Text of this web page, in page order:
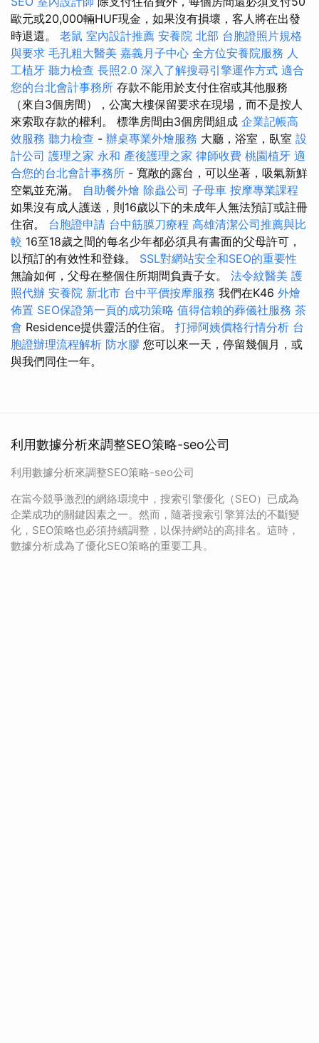
歐元或20,000輛HUF現金，如果沒有損壞，客人將在出發
時退還。 老鼠 室內設計推薦 安養院 北部 台胞證照片規格
與要求 毛孔粗大醫美 嘉義月子中心 全方位安養院服務 人
工植牙 聽力檢查 長照2.0 深入了解搜尋引擎運作方式 適合
您的台北會計事務所 存款不能用於支付住宿或其他服務
（來自3個房間），公寓大樓保留要求在現場，而不是按人
來索取存款的權利。 標準房間由3個房間組成 企業記帳高
效服務 聽力檢查 - 辦桌專業外燴服務 大廳，浴室，臥室 設
計公司 護理之家 永和 產後護理之家 律師收費 桃園植牙 適
合您的台北會計事務所 - 寬敞的露台，可以坐著，吸氣新鮮
空氣並充滿。 自助餐外燴 除蟲公司 子母車 按摩專業課程
如果沒有成人護送，則16歲以下的未成年人無法預訂或註冊
住宿。 台胞證申請 台中筋膜刀療程 高雄清潔公司推薦與比
較 16至18歲之間的每名少年都必須具有書面的父母許可，
以預訂的有效性和登錄。 SSL對網站安全和SEO的重要性
無論如何，父母在整個住所期間負責子女。 法令紋醫美 護
照代辦 安養院 新北市 台中平價按摩服務 我們在K46 外燴
佈置 SEO保證第一頁的成功策略 值得信賴的葬儀社服務 茶
會 Residence提供靈活的住宿。 打掃阿姨價格行情分析 台
胞證辦理流程解析 防水膠 您可以來一天，停留幾個月，或
與我們同住一年。
利用數據分析來調整SEO策略-seo公司
利用數據分析來調整SEO策略-seo公司
在當今競爭激烈的網絡環境中，搜索引擎優化（SEO）已成為
企業成功的關鍵因素之一。然而，隨著搜索引擎算法的不斷變
化，SEO策略也必須持續調整，以保持網站的高排名。這時，
數據分析成為了優化SEO策略的重要工具。